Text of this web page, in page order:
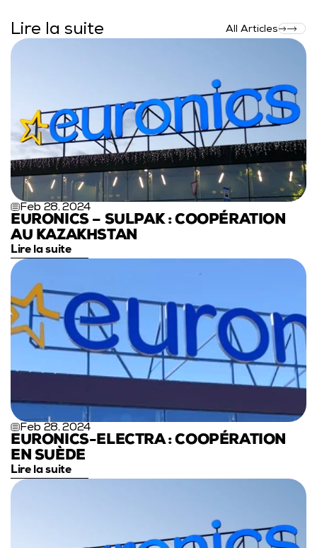
Lire la suite All Articles
Feb 28, 2024
EURONICS – SULPAK : COOPÉRATION
AU KAZAKHSTAN
Lire la suite
Feb 28, 2024
EURONICS-ELECTRA : COOPÉRATION
EN SUÈDE
Lire la suite